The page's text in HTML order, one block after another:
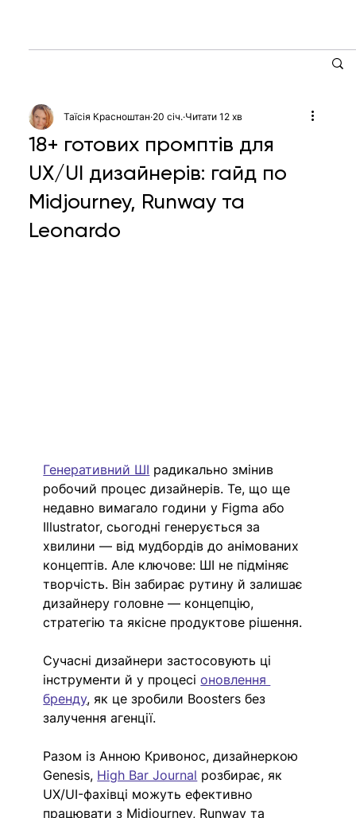
18+ готових промптів для
UX/UI дизайнерів: гайд по
Midjourney, Runway та
Leonardo
Таїсія Красноштан 20 січ. Читати 12 хв
Генеративний ШІ радикально змінив
робочий процес дизайнерів. Те, що ще
недавно вимагало години у Figma або
Illustrator, сьогодні генерується за
хвилини — від мудбордів до анімованих
концептів. Але ключове: ШІ не підміняє
творчість. Він забирає рутину й залишає
дизайнеру головне — концепцію,
стратегію та якісне продуктове рішення.
Сучасні дизайнери застосовують ці
інструменти й у процесі оновлення
бренду, як це зробили Boosters без
залучення агенції.
Разом із Анною Кривонос, дизайнеркою
Genesis, High Bar Journal розбирає, як
UX/UI-фахівці можуть ефективно
працювати з Midjourney, Runway та